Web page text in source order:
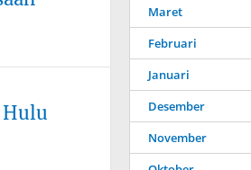
Hulu
Maret
Februari
Januari
Desember
November